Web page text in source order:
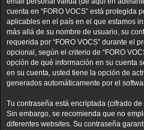
cuenta en “FORO VOCS” está protegida
aplicables en el país en el que estamos
más allá de su nombre de usuario, su
requerida por “FORO VOCS” durante el
opcional, según el criterio de “FORO
opción de qué información en su cuenta
en su cuenta, usted tiene la opción de
generados automáticamente por el
Tu contraseña está encriptada (cifrado
Sin embargo, se recomienda que no
diferentes websites. Su contraseña